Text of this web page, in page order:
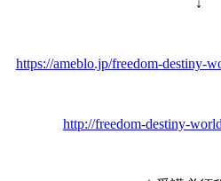
https://ameblo.jp/freedom-destiny-
http://freedom-destiny-